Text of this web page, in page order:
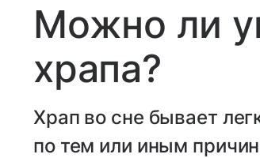
Можно ли
храпа?
Храп во сне бывает
по тем или иным